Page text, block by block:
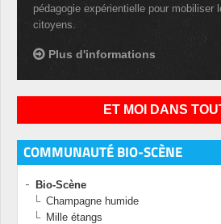
pédagogie expérientielle pour mobiliser
citoyens.
Plus d'informations
ET MOI DANS
COMMUNAUTÉ BIO-SCÈNE
Bio-Scène
Champagne humide
Mille étangs